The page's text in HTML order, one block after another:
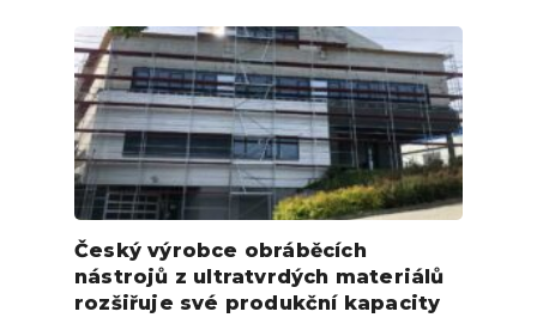
Český výrobce obráběcích
nástrojů z ultratvrdých materiálů
rozšiřuje své produkční kapacity